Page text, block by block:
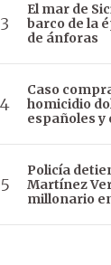
El mar de
barco de la
de ánforas
Caso
homicidio
españoles
Policía
Martínez
millonario